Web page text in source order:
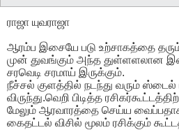
ராஜா யுவராஜா
ஆரம்ப இசையே படு உற்சாகத்தை
முன் துவங்கும் அந்த துள்ளளலான
சரவெடி சரமாய் இருக்கும்.
நீச்சல் குளத்தில் நடந்து வரும் ஸ்டைல்
விருந்து.வெறி பிடித்த
மேலும் ஆரவாரத்தை செய்ய
கைதட்டல் விசில் மூலம் ரசிக்கும்